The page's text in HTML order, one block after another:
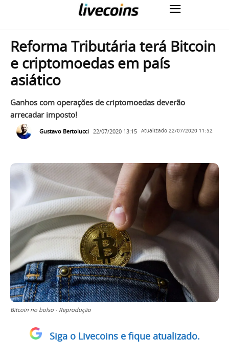
Reforma Tributária terá Bitcoin
e criptomoedas em país
asiático
Ganhos com operações de criptomoedas deverão
arrecadar imposto!
Gustavo Bertolucci 22/07/2020 13:15 Atualizado 22/07/2020 11:52
Bitcoin no bolso - Reprodução
Siga o Livecoins e fique atualizado.